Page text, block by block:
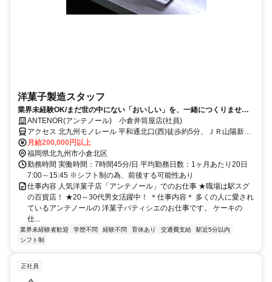
洋菓子製造スタッフ
業界未経験OK/まだ世の中にない「おいしい」を、一緒につくりません
か？ANTENOR(アンテノール) 小倉井筒屋店(社員)
アクセス 北九州モノレール 平和通北口(西)徒歩約5分、ＪＲ山陽新幹
線/ＪＲ東海道新幹線 小倉（福岡県）小倉城口徒歩約8分、ＪＲ鹿児島
本線 小倉（福岡県）小倉城口徒歩約8分 各線小倉駅からすぐ
月給200,000円以上
福岡県北九州市小倉北区
勤務時間 実働時間：7時間45分/日 平均勤務日数：1ヶ月あたり20日
7:00～15:45 ※シフト制の為、前後する可能性あり
仕事内容 人気洋菓子店「アンテノール」でのお仕事 ★職場は駅スグ
の百貨店！ ★20～30代男女活躍中！ ＊仕事内容＊ 多くの人に愛され
ているアンテノールの 洋菓子パティシエのお仕事です。 ケーキの
仕...
業界未経験者歓迎 学歴不問 経験不問 育休あり 交通費支給
駅近5分以内
シフト制
正社員